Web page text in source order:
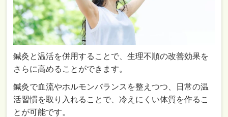
鍼灸と温活を併用することで、生理不順の改善効果を
さらに高めることができます。
鍼灸で血流やホルモンバランスを整えつつ、日常の温
活習慣を取り入れることで、冷えにくい体質を作るこ
とが可能です。